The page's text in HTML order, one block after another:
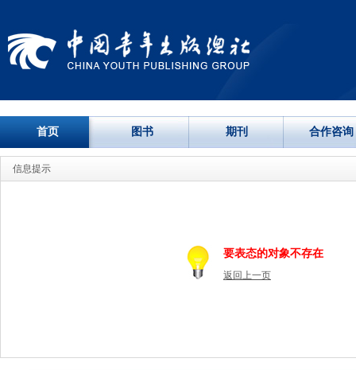
首页 图书 期刊 合作咨询
信息提示
要表态的对象不存在
返回上一页